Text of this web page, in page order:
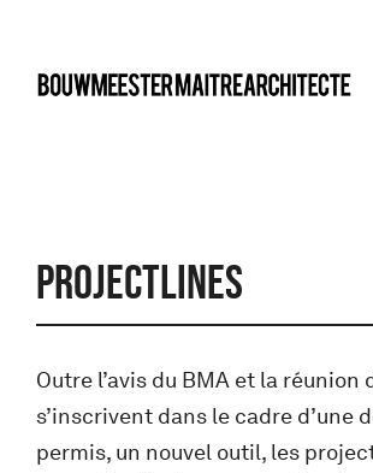
Projectlines
Outre l’avis du BMA et la réunion
s’inscrivent dans le cadre d’une
permis, un nouvel outil, les